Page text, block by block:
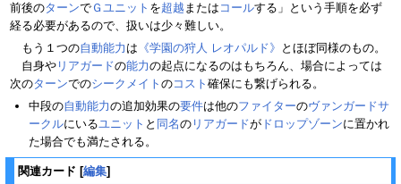
前後のターンで Ｇユニット を超越 または コールする」という手順を必ず
経る必要があるので、扱いは少々難しい。
もう１つの自動能力 は 《学園の狩人 レオパルド》 とほぼ同様のもの。
自身や リアガードの能力の起点になるのはもちろん、場合によっては
次のターンでのシークメイト のコスト 確保にも繋げられる。
中段の自動能力の追加効果の要件は他のファイターのヴァンガードサ
ークルにいるユニット と 同名の リアガードが ドロップゾーンに置かれ
た場合でも満たされる。
関連カード [編集]